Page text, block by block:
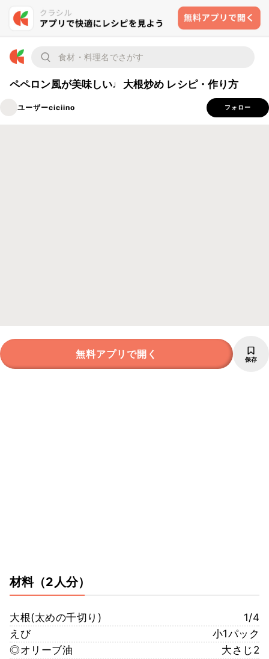
ペペロン風が美味しい♩大根炒め レシピ・作り方
ユーザーciciino フォロー
無料アプリで開く 保存
材料（2人分）
大根(太めの千切り)
1/4
えび
小1パック
◎オリーブ油
大さじ2